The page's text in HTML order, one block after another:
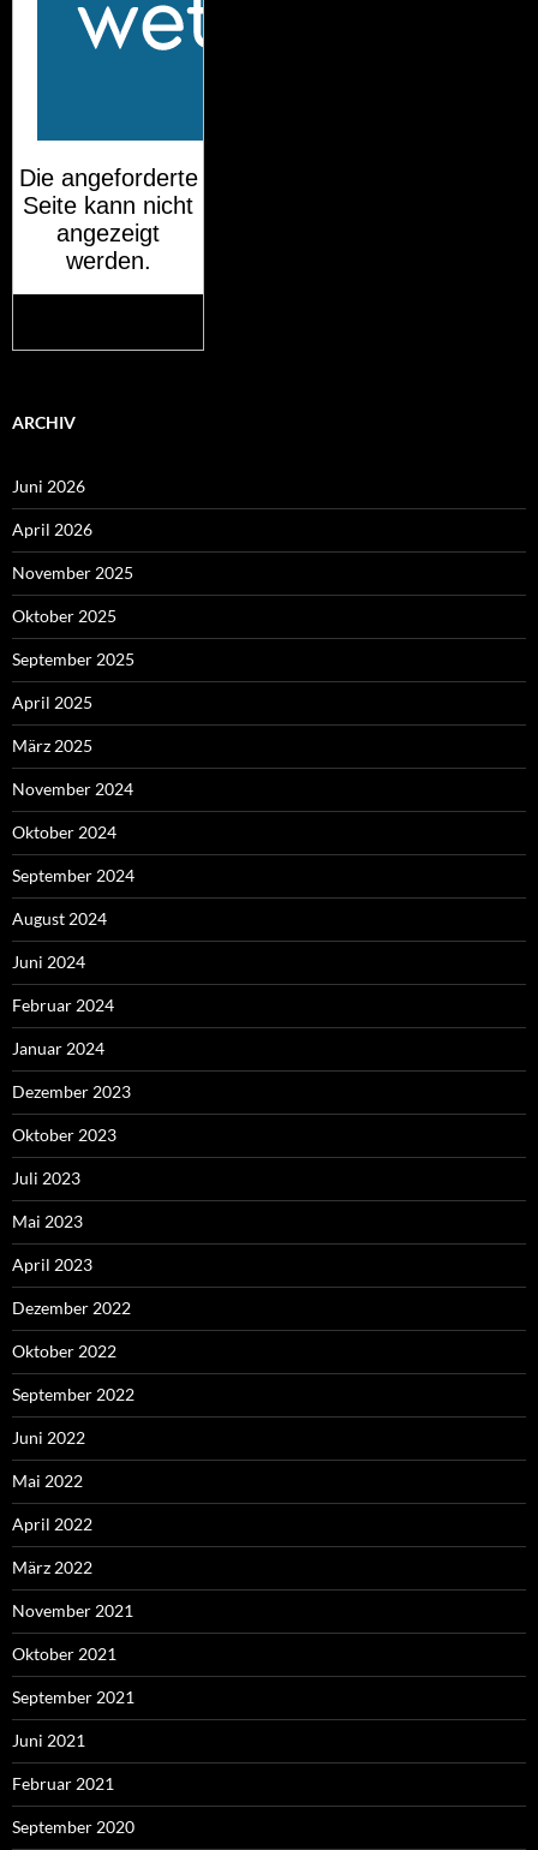
ARCHIV
Juni 2026
April 2026
November 2025
Oktober 2025
September 2025
April 2025
März 2025
November 2024
Oktober 2024
September 2024
August 2024
Juni 2024
Februar 2024
Januar 2024
Dezember 2023
Oktober 2023
Juli 2023
Mai 2023
April 2023
Dezember 2022
Oktober 2022
September 2022
Juni 2022
Mai 2022
April 2022
März 2022
November 2021
Oktober 2021
September 2021
Juni 2021
Februar 2021
September 2020